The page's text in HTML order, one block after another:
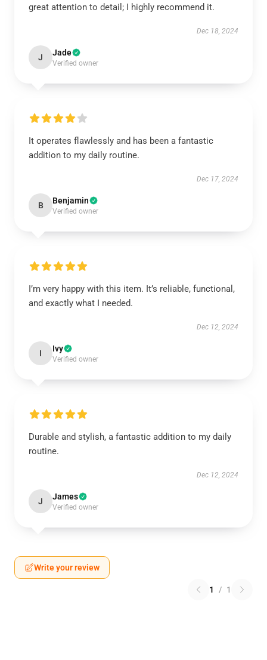
great attention to detail; I highly recommend it.
Dec 18, 2024
J Jade
Verified owner
It operates flawlessly and has been a fantastic
addition to my daily routine.
Dec 17, 2024
B Benjamin
Verified owner
I’m very happy with this item. It’s reliable, functional,
and exactly what I needed.
Dec 12, 2024
I Ivy
Verified owner
Durable and stylish, a fantastic addition to my daily
routine.
Dec 12, 2024
J James
Verified owner
Write your review
1 / 1